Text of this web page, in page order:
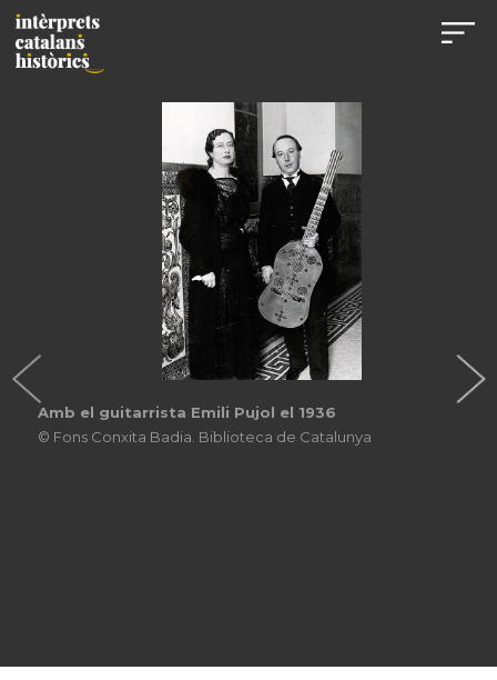
Amb el guitarrista Emili Pujol el 1936
© Fons Conxita Badia. Biblioteca de Catalunya